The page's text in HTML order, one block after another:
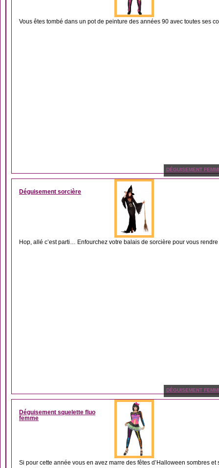
Vous êtes tombé dans un pot de peinture des années 90 avec toutes ses
DÉGUISEMENT
Déguisement sorcière
Hop, allé c’est parti… Enfourchez votre balais de sorcière pour vous
DÉGUISEMENT
Déguisement squelette fluo
femme
Si pour cette année vous en avez marre des fêtes d’Halloween sombres et